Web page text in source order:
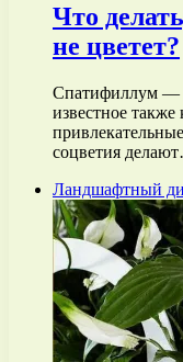
Что
не цветет?
Спатифиллум —
известное также
соцветия
Ландшафтный